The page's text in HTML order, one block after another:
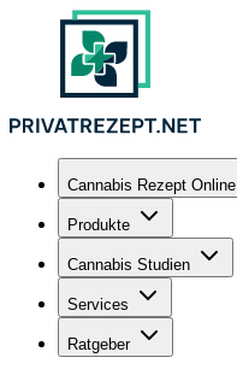
Cannabis Rezept Online
Produkte
Cannabis Studien
Services
Ratgeber